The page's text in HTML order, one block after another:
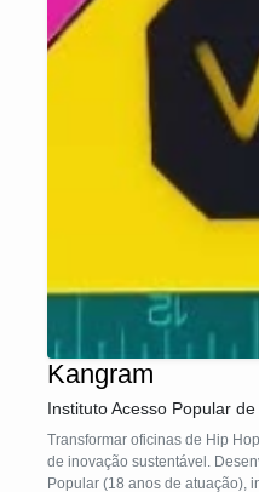
Kangram
Instituto Acesso Popular
Transformar oficinas de Hip
de inovação sustentável.
Popular (18 anos de atuação),